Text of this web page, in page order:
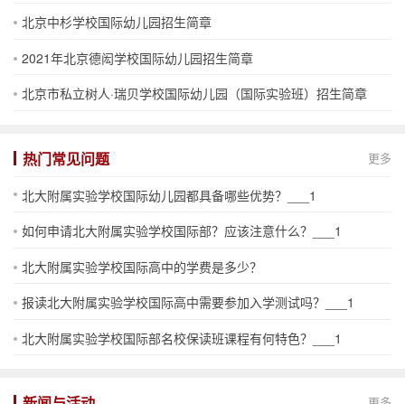
北京中杉学校国际幼儿园招生简章
2021年北京德闳学校国际幼儿园招生简章
北京市私立树人·瑞贝学校国际幼儿园（国际实验班）招生简章
热门常见问题 更多
北大附属实验学校国际幼儿园都具备哪些优势？___1
如何申请北大附属实验学校国际部？应该注意什么？___1
北大附属实验学校国际高中的学费是多少？
报读北大附属实验学校国际高中需要参加入学测试吗？___1
北大附属实验学校国际部名校保读班课程有何特色？___1